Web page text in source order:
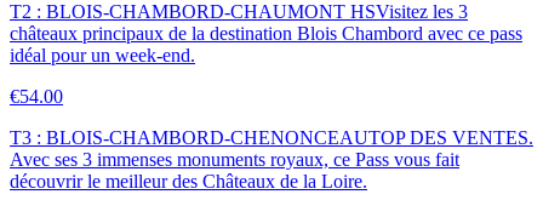
T2 : BLOIS-CHAMBORD-CHAUMONT HSVisitez les 3
châteaux principaux de la destination Blois Chambord avec ce pass
idéal pour un week-end.
€54.00
T3 : BLOIS-CHAMBORD-CHENONCEAUTOP DES VENTES.
Avec ses 3 immenses monuments royaux, ce Pass vous fait
découvrir le meilleur des Châteaux de la Loire.